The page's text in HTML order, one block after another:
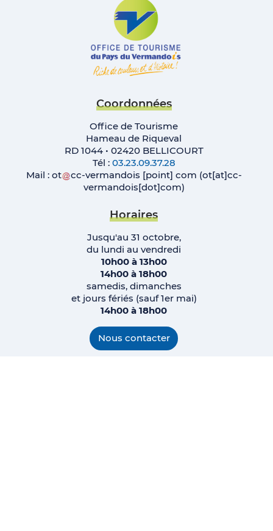
Coordonnées
Office de Tourisme
Hameau de Riqueval
RD 1044 • 02420 BELLICOURT
Tél : 03.23.09.37.28
Mail : ot cc-vermandois [point] com (ot[at]cc-
vermandois[dot]com)
Horaires
Jusqu'au 31 octobre,
du lundi au vendredi
10h00 à 13h00
14h00 à 18h00
samedis, dimanches
et jours fériés (sauf 1er mai)
14h00 à 18h00
Nous contacter